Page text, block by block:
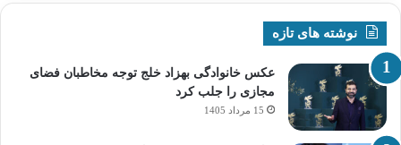
نوشته های تازه
عکس خانوادگی بهزاد خلج توجه مخاطبان فضای
مجازی را جلب کرد
15 مرداد 1405